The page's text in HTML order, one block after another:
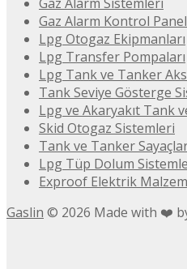
Gaz Alarm Kontrol
Lpg Otogaz Ekipmanları
Lpg Transfer Pompaları
Lpg Tank ve Tanker
Tank Seviye Gösterge
Lpg ve Akaryakıt Tank
Skid Otogaz Sistemleri
Tank ve Tanker
Lpg Tüp Dolum
Exproof Elektrik
Gaslin © 2026 Made with ❤️